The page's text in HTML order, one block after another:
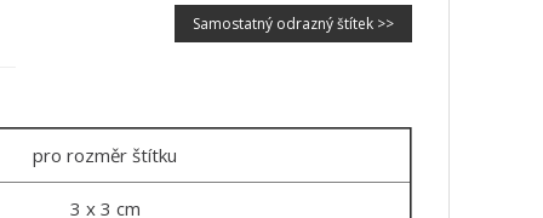
Samostatný odrazný štítek >>
pro rozměr štítku
3 x 3 cm